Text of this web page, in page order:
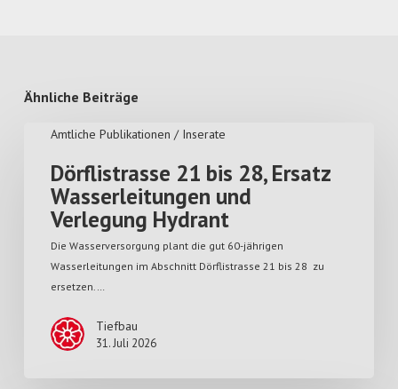
Ähnliche Beiträge
Amtliche Publikationen / Inserate
Dörflistrasse 21 bis 28, Ersatz
Wasserleitungen und
Verlegung Hydrant
Die Wasserversorgung plant die gut 60-jährigen
Wasserleitungen im Abschnitt Dörflistrasse 21 bis 28 zu
ersetzen.…
Tiefbau
31. Juli 2026